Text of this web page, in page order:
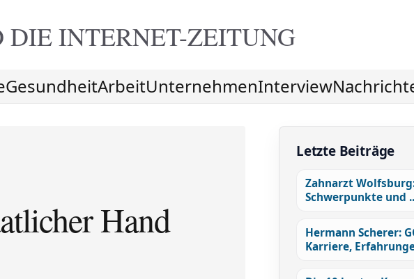
DIEINTERNET-ZEITUNG
GesundheitArbeitUnternehmenInterview
Hand
Letzte Beiträge
Zahnarzt
Schwerpunkte und
Hermann Scherer:
Karriere,